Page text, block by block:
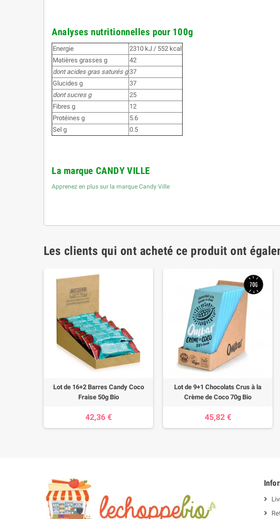
Analyses nutritionnelles pour 100g
Energie
2310 kJ / 552 kcal
Matières grasses g
42
dont acides gras saturés g 37
Glucides g
37
dont sucres g
25
Fibres g
12
Protéines g
5.6
Sel g
0.5
La marque CANDY VILLE
Apprenez en plus sur la marque Candy Ville
Les clients qui ont acheté ce produit ont
Lot de 16+2 Barres Candy Coco
Fraise 50g Bio
42,36 €
Lot de 9+1 Chocolats Crus à la
Crème de Coco 70g Bio
45,82 €